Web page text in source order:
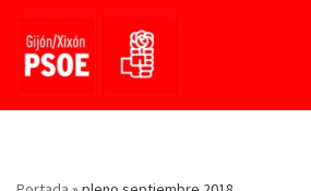
Saltar
contenido